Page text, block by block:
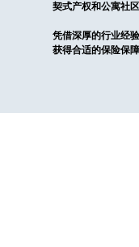
契式产权和公寓社
凭借深厚的行业经
获得合适的保险保